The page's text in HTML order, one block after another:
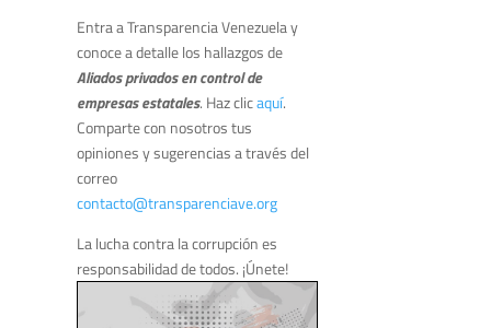
Entra a Transparencia Venezuela y
conoce a detalle los hallazgos de
Aliados privados en control de
empresas estatales. Haz clicaquí.
Comparte con nosotros tus
opiniones y sugerencias a través del
correo
contacto@transparenciave.org
La lucha contra la corrupción es
responsabilidad de todos. ¡Únete!